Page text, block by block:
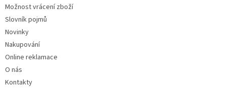
Možnost vrácení zboží
Slovník pojmů
Novinky
Nakupování
Online reklamace
O nás
Kontakty